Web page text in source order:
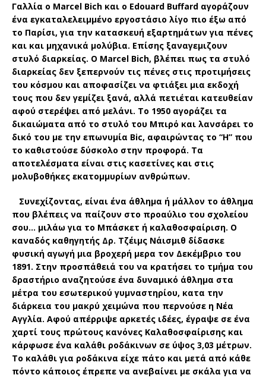
Γαλλία o Marcel Bich και ο Edouard Buffard αγοράζουν
ένα εγκαταλελειμμένο εργοστάσιο λίγο πιο έξω από
το Παρίσι, για την κατασκευή εξαρτημάτων για πένες
και και μηχανικά μολύβια. Επίσης ξαναγεμιζουν
στυλό διαρκείας. Ο Marcel Bich, βλέπει πως τα στυλό
διαρκείας δεν ξεπερνούν τις πένες στις προτιμήσεις
του κόσμου και αποφασίζει να φτιάξει μια εκδοχή
τους που δεν γεμίζει ξανά, αλλά πετιέται κατευθείαν
αφού στερέψει από μελάνι. Το 1950 αγοράζει τα
δικαιώματα από το στυλό του Μπιρό και λανσάρει το
δικό του με την επωνυμία Bic, αφαιρώντας το “H” που
το καθιστούσε δύσκολο στην προφορά. Τα
αποτελέσματα είναι στις κασετίνες και στις
μολυβοθήκες εκατομμυρίων ανθρώπων.
Συνεχίζοντας, είναι ένα άθλημα ή μάλλον το άθλημα
που βλέπεις να παίζουν στο προαύλιο του σχολείου
σου… μιλάω για το Μπάσκετ ή καλαθοσφαίριση. Ο
καναδός καθηγητής Δρ. Τζέιμς Νάισμιθ δίδασκε
φυσική αγωγή μια βροχερή μερα τον Δεκέμβριο του
1891. Στην προσπάθειά του να κρατήσει το τμήμα του
δραστήριο αναζητούσε ένα δυναμικό άθλημα στα
μέτρα του εσωτερικού γυμναστηρίου, κατα την
διάρκεια του μακρύ χειμώνα που περνούσε η Νέα
Αγγλία. Αφού απέρριψε αρκετές ιδέες, έγραψε σε ένα
χαρτί τους πρώτους κανόνες Καλαθοσφαίρισης και
κάρφωσε ένα καλάθι ροδάκινων σε ύψος 3,03 μέτρων.
Το καλάθι για ροδάκινα είχε πάτο και μετά από κάθε
πόντο κάποιος έπρεπε να ανεβαίνει με σκάλα για να